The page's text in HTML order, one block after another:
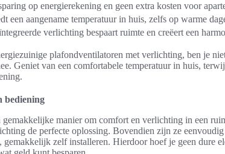
op energierekening en geen extra kosten voor
een aangename temperatuur in huis, zelfs op warme
verlichting bespaart ruimte en creëert een
plafondventilatoren met verlichting, ben je
Geniet van een comfortabele temperatuur in huis,
bediening
gemakkelijke manier om comfort en verlichting in een
de perfecte oplossing. Bovendien zijn ze
gemakkelijk zelf installeren. Hierdoor hoef je geen dure